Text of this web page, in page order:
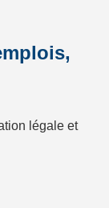
légale et